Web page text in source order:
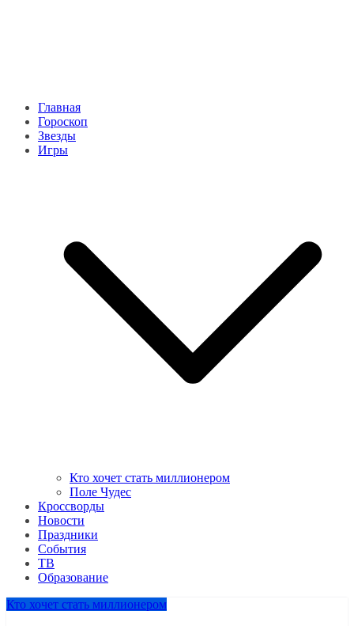
Главная
Гороскоп
Звезды
Игры
Кто хочет стать миллионером
Поле Чудес
Кроссворды
Новости
Праздники
События
ТВ
Образование
Кто хочет стать миллионером